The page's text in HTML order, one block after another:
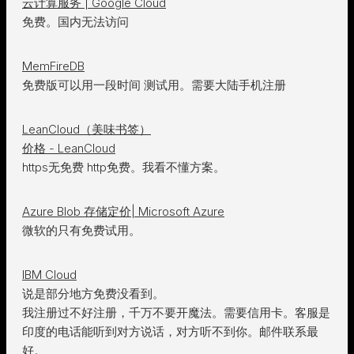
免费。国内无法访问
MemFireDB
免费版可以用一段时间 测试用。需要大陆手机注册
LeanCloud（美味书签）
价格 - LeanCloud
https无免费 http免费。我看不懂方案。
Azure Blob 存储定价| Microsoft Azure
微软的只有免费试用。
IBM Cloud
说是部分地方免费没看到。
我注册过不好注册，千万不要开魔法。需要信用卡。客服是
印度的电话能听到对方说话，对方听不到你。邮件联系最
好。